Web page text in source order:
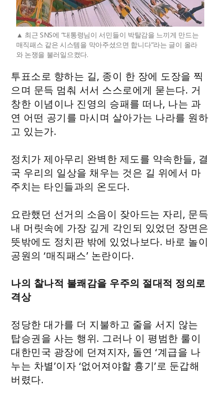
최근 SNS에 “대통령님이 서민들이 박탈감을 느끼게 만드는
매직패스 같은 시스템을 막아주셨으면 합니다”라는 글이 올라
와 논쟁을 불러일으켰다.
투표소로 향하는 길, 종이 한 장에 도장을 찍
으며 문득 멈춰 서서 스스로에게 묻는다. 거
창한 이념이나 진영의 승패를 떠나, 나는 과
연 어떤 공기를 마시며 살아가는 나라를 원하
고 있는가.
정치가 제아무리 완벽한 제도를 약속한들, 결
국 우리의 일상을 채우는 것은 길 위에서 마
주치는 타인들과의 온도다.
요란했던 선거의 소음이 잦아드는 자리, 문득
내 머릿속에 가장 깊게 각인되 있었던 장면은
뜻밖에도 정치판 밖에 있었나보다. 바로 놀이
공원의 ‘매직패스’ 논란이다.
나의 찰나적 불쾌감을 우주의 절대적 정의로
격상
정당한 대가를 더 지불하고 줄을 서지 않는
탑승권을 사는 행위. 그러나 이 평범한 룰이
대한민국 광장에 던져지자, 돌연 ‘계급을 나
누는 차별’이자 ‘없어져야할 흉기’로 둔갑해
버렸다.